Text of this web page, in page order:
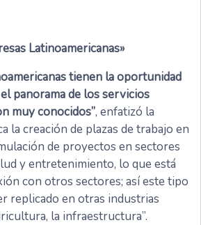
Latinoamericanas»
tienen la oportunidad
panorama de los servicios
muy conocidos”, enfatizó la
la creación de plazas de trabajo en
de proyectos en sectores
y entretenimiento, lo que está
con otros sectores; así este tipo
replicado en otras industrias
la infraestructura”.